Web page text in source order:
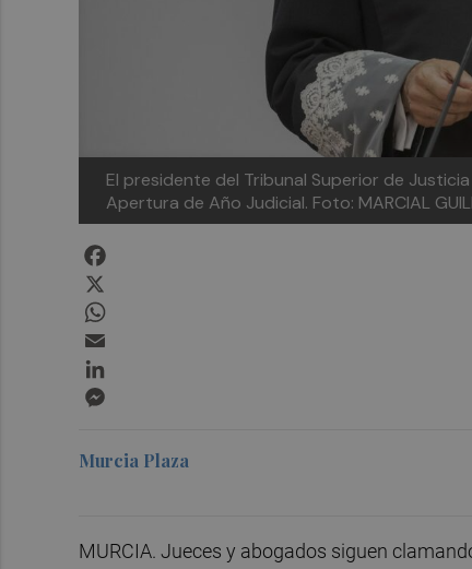
El presidente del Tribunal Superior de
Apertura de Año Judicial. Foto: MARCIAL
Murcia Plaza
MURCIA. Jueces y abogados siguen